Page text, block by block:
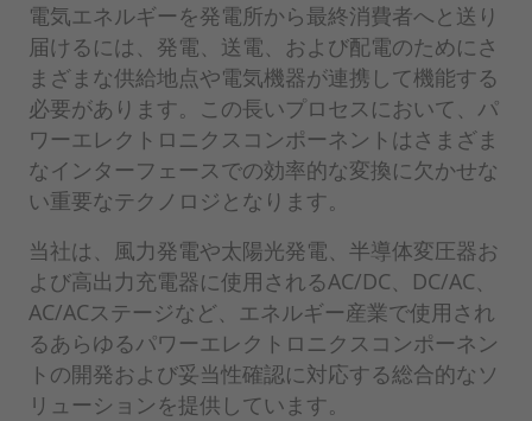
電気エネルギーを発電所から最終消費者へと送り
届けるには、発電、送電、および配電のためにさ
まざまな供給地点や電気機器が連携して機能する
必要があります。この長いプロセスにおいて、パ
ワーエレクトロニクスコンポーネントはさまざま
なインターフェースでの効率的な変換に欠かせな
い重要なテクノロジとなります。
当社は、風力発電や太陽光発電、半導体変圧器お
よび高出力充電器に使用されるAC/DC、DC/AC、
AC/ACステージなど、エネルギー産業で使用され
るあらゆるパワーエレクトロニクスコンポーネン
トの開発および妥当性確認に対応する総合的なソ
リューションを提供しています。